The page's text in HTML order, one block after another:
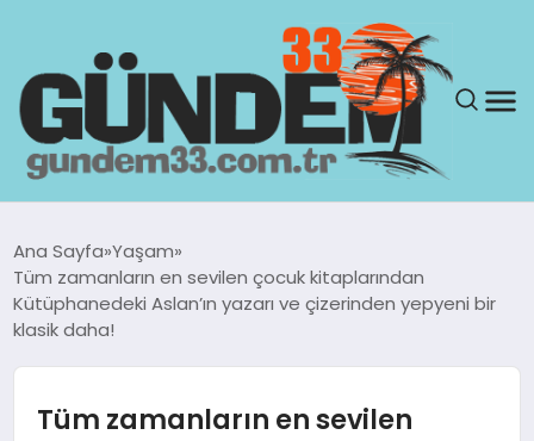
GÜNDEM
SAĞLIK
Ana Sayfa Yaşam
Tüm zamanların en sevilen çocuk kitaplarından
Kütüphanedeki Aslan’ın yazarı ve çizerinden yepyeni bir
klasik daha!
Tüm zamanların en sevilen